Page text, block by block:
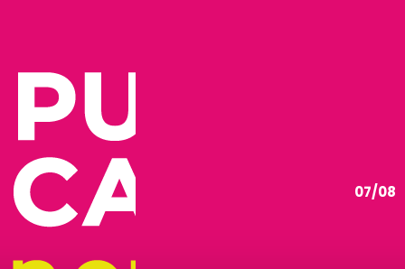
07/08